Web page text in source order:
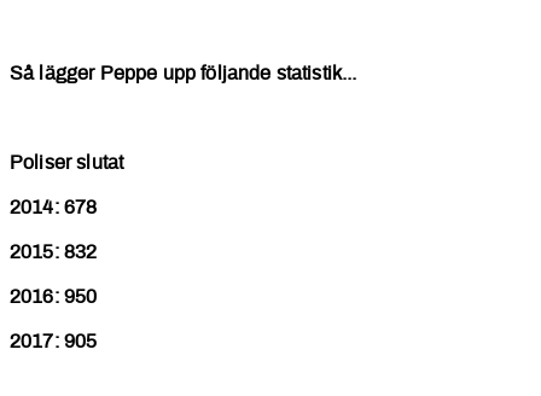
Så lägger Peppe upp följande statistik...
Poliser slutat
2014: 678
2015: 832
2016: 950
2017: 905